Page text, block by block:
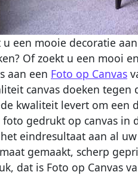
u een mooie decoratie
Of zoekt u een mooi
aan een Foto op Canvas
canvas doeken tegen
kwaliteit levert om een
foto gedrukt op canvas in
eindresultaat aan al
gemaakt, scherp
dat is Foto op Canvas